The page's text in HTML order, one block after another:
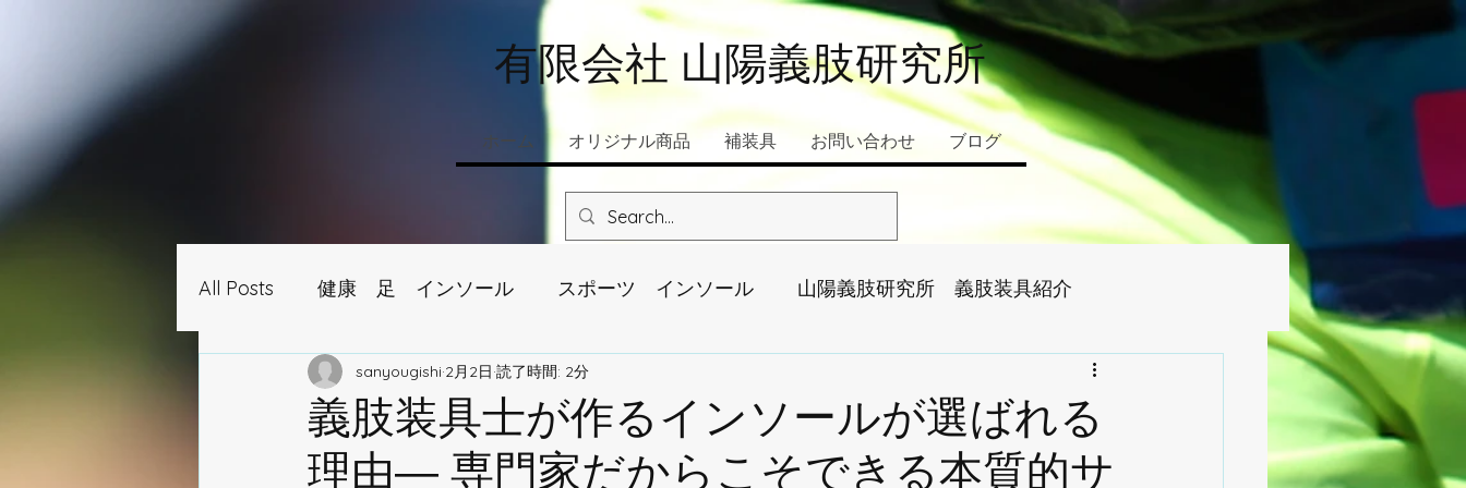
有限会社 山陽義肢研究所
ホーム オリジナル商品 補装具 お問い合わせ ブログ
All Posts 健康 足 インソール スポーツ インソール 山陽義肢研究所 義肢装具紹介
義肢装具士が作るインソールが選ばれる
理由― 専門家だからこそできる本質的サ
sanyougishi 2月2日 読了時間: 2分